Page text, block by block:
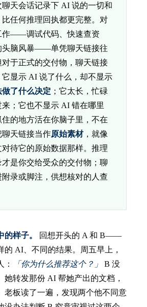
天会话记录下 AI 说的一切和
任何推理回执都更完整。对
作——调试代码、快速查资
头脑风暴——单凭聊天链接往
于正式的交付物，聊天链接
显示 AI 说了什么，却不显示
了什么决定 ；它太长，忙碌
；它也不显示 AI 错在哪里
住的地方活在你脑子里，不在
天链接当作原始素材，就像
待它的原始数据那样。推理
才是你交给受众的交付物；聊
录或脚注，供想核对的人查
样子。
回想开头的 A 和 B——
的 AI、不同的结果。周五早上，
「你为什么推荐这个？」
B 没
她转发那份 AI 帮她产出的文档，
老板读了一遍，发现两个他不同意